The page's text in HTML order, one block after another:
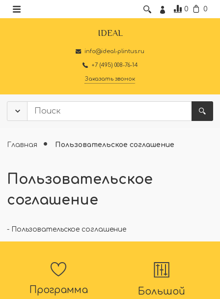
0 0
IDEAL
info@ideal-plintus.ru
+7 (495) 008-76-14
Заказать звонок
Главная Пользовательское соглашение
Пользовательское
соглашение
- Пользовательское соглашение
Программа
Большой